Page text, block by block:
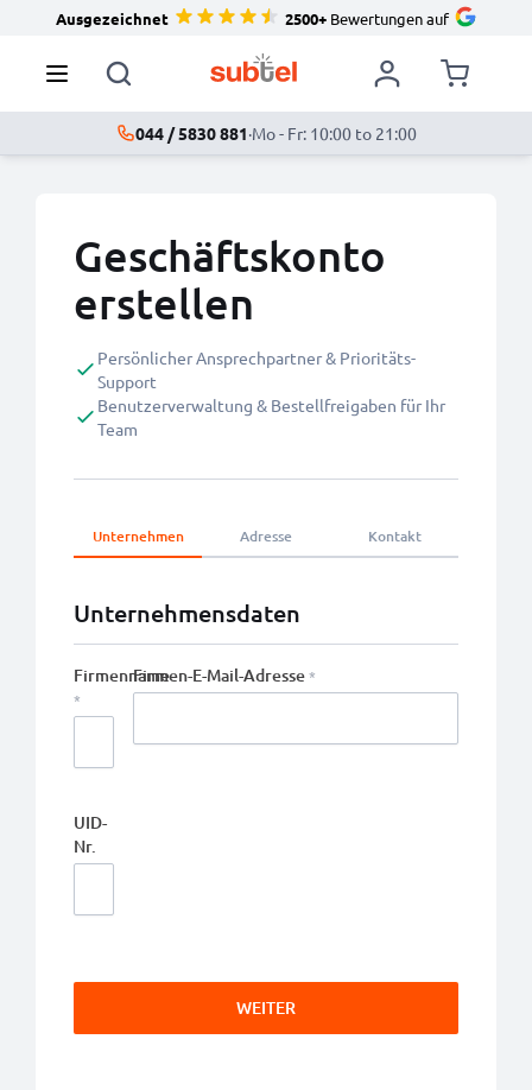
Ausgezeichnet 2500+Bewertungen auf
044 / 5830 881·Mo - Fr: 10:00 to 21:00
Geschäftskonto
erstellen
Persönlicher Ansprechpartner & Prioritäts-
Support
Benutzerverwaltung & Bestellfreigaben für Ihr
Team
Unternehmen Adresse Kontakt
Unternehmensdaten
FirmennameFirmen-E-Mail-Adresse
UID-
Nr.
WEITER